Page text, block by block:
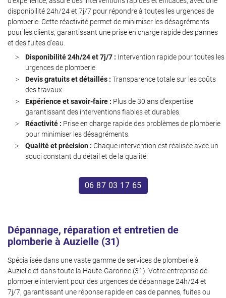
Accueil
Services
Une
disponibilité 24h/24 et 7j/7 pour répondre à toutes les urgences de
plomberie. Cette réactivité permet de minimiser les désagréments
pour les clients, garantissant une prise en charge rapide des pannes
et des fuites d'eau.
Disponibilité 24h/24 et 7j/7 : Intervention rapide pour toutes les
urgences de plomberie.
Devis gratuits et détaillés : Transparence totale sur les coûts
des travaux.
Expérience et savoir-faire : Plus de 30 ans d'expertise
garantissant des interventions fiables et durables.
Réactivité : Prise en charge rapide des problèmes de plomberie
pour minimiser les désagréments.
Qualité et précision : Chaque intervention est réalisée avec un
souci constant du détail et de la qualité.
06 87 03 17 65
Dépannage, réparation et entretien de
plomberie à Auzielle (31)
Spécialisée dans une vaste gamme de services de plomberie à
Auzielle et dans toute la Haute-Garonne (31). Votre entreprise de
plomberie intervient pour des urgences de dépannage 24h/24 et
7j/7, garantissant une réponse rapide en cas de pannes, fuites ou